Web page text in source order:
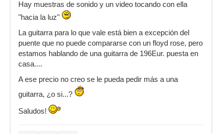
Hay muestras de sonido y un video tocando con ella
"hacia la luz"
La guitarra para lo que vale está bien a excepción del
puente que no puede compararse con un floyd rose, pero
estamos hablando de una guitarra de 196Eur. puesta en
casa....
A ese precio no creo se le pueda pedir más a una
guitarra, ¿o si...?
Saludos!